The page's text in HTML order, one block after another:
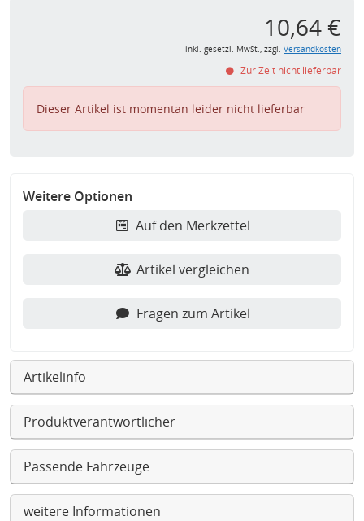
10,64 €
inkl. gesetzl. MwSt., zzgl. Versandkosten
Zur Zeit nicht lieferbar
Dieser Artikel ist momentan leider nicht lieferbar
Weitere Optionen
Auf den Merkzettel
Artikel vergleichen
Fragen zum Artikel
Artikelinfo
Produktverantwortlicher
Passende Fahrzeuge
weitere Informationen